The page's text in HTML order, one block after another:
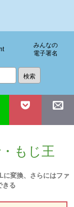
みんなの
電子署名
もじ王
に変換、さらにはファ
きる